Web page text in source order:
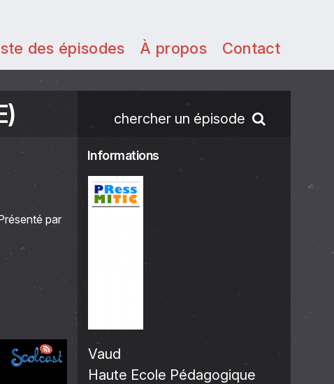
des épisodes À propos Contact
chercher un épisode
par
Informations
Vaud
Haute Ecole Pédagogique